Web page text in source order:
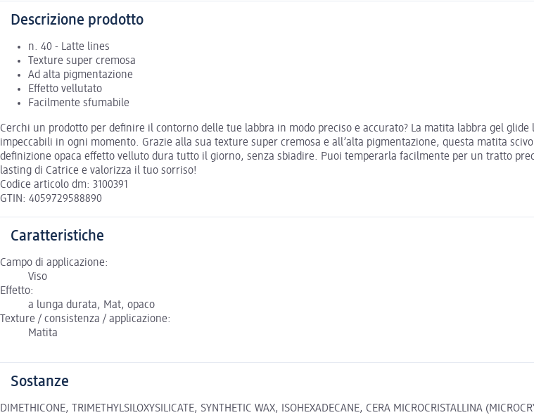
Descrizione prodotto
n. 40 - Latte lines
Texture super cremosa
Ad alta pigmentazione
Effetto vellutato
Facilmente sfumabile
Cerchi un prodotto per definire il contorno delle tue labbra in modo preciso e accurato? La matita labbra gel
impeccabili in ogni momento. Grazie alla sua texture super cremosa e all’alta pigmentazione, questa matita
definizione opaca effetto velluto dura tutto il giorno, senza sbiadire. Puoi temperarla facilmente per un tratto
lasting di Catrice e valorizza il tuo sorriso!
Codice articolo dm: 3100391
GTIN: 4059729588890
Caratteristiche
Campo di applicazione:
Viso
Effetto:
a lunga durata, Mat, opaco
Texture / consistenza / applicazione:
Matita
Sostanze
DIMETHICONE, TRIMETHYLSILOXYSILICATE, SYNTHETIC WAX, ISOHEXADECANE, CERA MICROCRISTALLINA